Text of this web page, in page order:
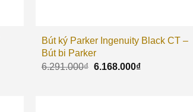
Bút ký Parker Ingenuity Black CT –
Bút bi Parker
6.291.000₫ 6.168.000₫